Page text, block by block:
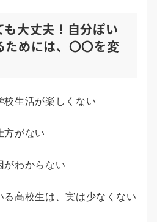
大丈夫！自分ぽい
ためには、〇〇を変
校生活が楽しくない
方がない
がわからない
る高校生は、実は少なくない